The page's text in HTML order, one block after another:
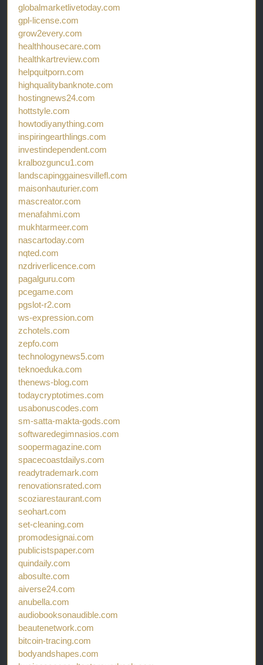
globalmarketlivetoday.com
gpl-license.com
grow2every.com
healthhousecare.com
healthkartreview.com
helpquitporn.com
highqualitybanknote.com
hostingnews24.com
hottstyle.com
howtodiyanything.com
inspiringearthlings.com
investindependent.com
kralbozguncu1.com
landscapinggainesvillefl.com
maisonhauturier.com
mascreator.com
menafahmi.com
mukhtarmeer.com
nascartoday.com
nqted.com
nzdriverlicence.com
pagalguru.com
pcegame.com
pgslot-r2.com
ws-expression.com
zchotels.com
zepfo.com
technologynews5.com
teknoeduka.com
thenews-blog.com
todaycryptotimes.com
usabonuscodes.com
sm-satta-makta-gods.com
softwaredegimnasios.com
soopermagazine.com
spacecoastdailys.com
readytrademark.com
renovationsrated.com
scoziarestaurant.com
seohart.com
set-cleaning.com
promodesignai.com
publicistspaper.com
quindaily.com
abosulte.com
aiverse24.com
anubella.com
audiobooksonaudible.com
beautenetwork.com
bitcoin-tracing.com
bodyandshapes.com